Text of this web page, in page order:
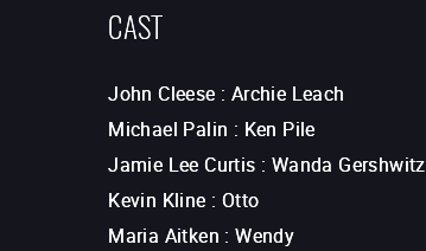
CAST
John Cleese : Archie Leach
Michael Palin : Ken Pile
Jamie Lee Curtis : Wanda Gershwitz
Kevin Kline : Otto
Maria Aitken :Wendy